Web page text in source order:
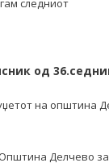
следниот
од
на општина
Делчево за